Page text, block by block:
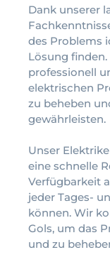
Dank unserer
des Problems
Lösung
professionell
elektrischen
zu beheben
gewährleisten.
Unser
eine schnelle
Verfügbarkeit
jeder Tages-
können. Wir
Gols, um das
und zu